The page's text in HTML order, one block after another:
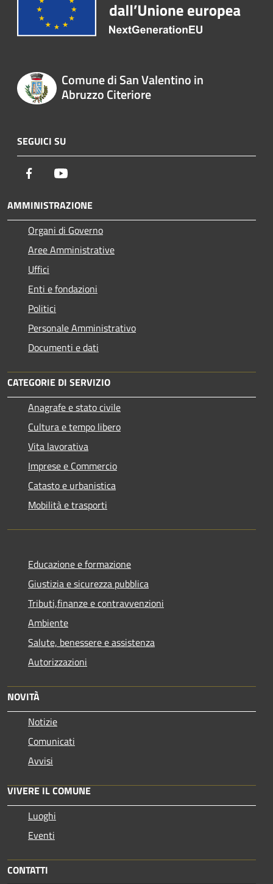
Comune di San Valentino in
Abruzzo Citeriore
SEGUICI SU
Facebook
AMMINISTRAZIONE
Organi di Governo
Aree Amministrative
Uffici
Enti e fondazioni
Politici
Personale Amministrativo
Documenti e dati
CATEGORIE DI SERVIZIO
Anagrafe e stato civile
Cultura e tempo libero
Vita lavorativa
Imprese e Commercio
Catasto e urbanistica
Mobilità e trasporti
Educazione e formazione
Giustizia e sicurezza pubblica
Tributi,finanze e contravvenzioni
Ambiente
Salute, benessere e assistenza
Autorizzazioni
NOVITÀ
Notizie
Comunicati
Avvisi
VIVERE IL COMUNE
Luoghi
Eventi
CONTATTI